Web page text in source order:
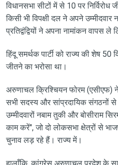
विधानसभा सीटों में से 10 पर निर्विरोध
किसी भी विपक्षी दल ने अपने
प्रतिद्वंद्वियों ने अपना नामांकन वापस ले
हिंदू समर्थक पार्टी को राज्य की शेष
जीतने का भरोसा था।
अरुणाचल क्रिश्चियन फोरम
सभी सदस्य और सांप्रदायिक संगठनों
उम्मीदवारों नबाम तुकी और बोसीराम
काम करें", जो दो लोकसभा क्षेत्रों से
चुनाव लड़ रहे हैं। राज्य में।